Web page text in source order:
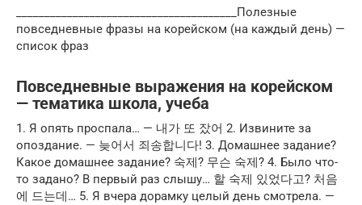
_______________________________________Полезные
повседневные фразы на корейском (на каждый день) —
список фраз
Повседневные выражения на корейском
— тематика школа, учеба
1. Я опять проспала… — 내가 또 잤어 2. Извините за
опоздание. — 늦어서 죄송합니다! 3. Домашнее задание?
Какое домашнее задание? 숙제? 무슨 숙제? 4. Было что-
то задано? В первый раз слышу… 할 숙제 있었다고? 처음
에 드는데… 5. Я вчера дорамку целый день смотрела. —